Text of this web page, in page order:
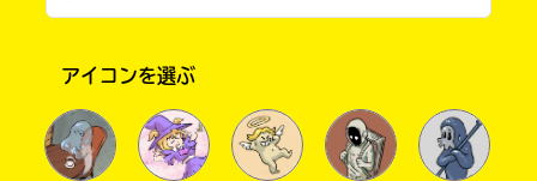
みんなからのお手紙が
読める
アイコンを選ぶ